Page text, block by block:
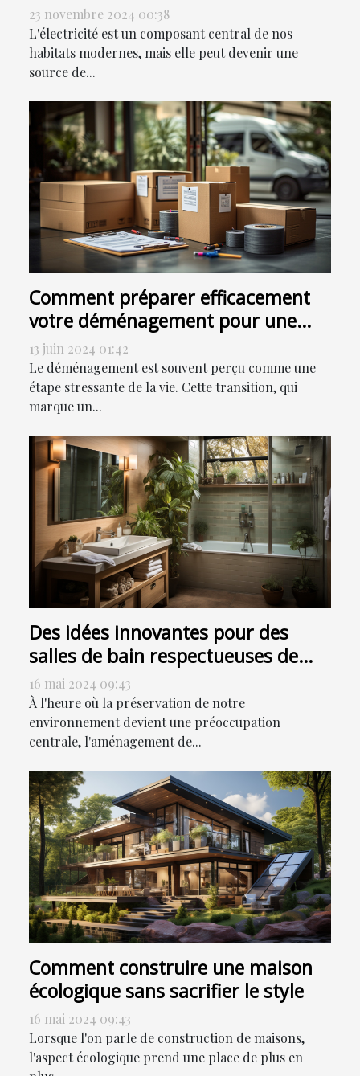
23 novembre 2024 00:38
L'électricité est un composant central de nos
habitats modernes, mais elle peut devenir une
source de...
Comment préparer efficacement
votre déménagement pour une
transition en douceur
13 juin 2024 01:42
Le déménagement est souvent perçu comme une
étape stressante de la vie. Cette transition, qui
marque un...
Des idées innovantes pour des
salles de bain respectueuses de
l'environnement
16 mai 2024 09:43
À l'heure où la préservation de notre
environnement devient une préoccupation
centrale, l'aménagement de...
Comment construire une maison
écologique sans sacrifier le style
16 mai 2024 09:43
Lorsque l'on parle de construction de maisons,
l'aspect écologique prend une place de plus en